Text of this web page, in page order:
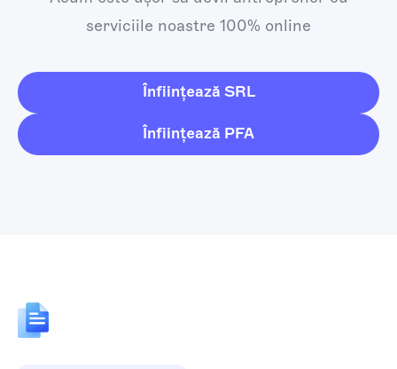
serviciile noastre 100% online
Înființează SRL
Înființează PFA